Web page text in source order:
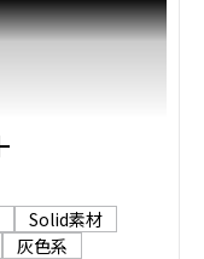
Solid素材
灰色系